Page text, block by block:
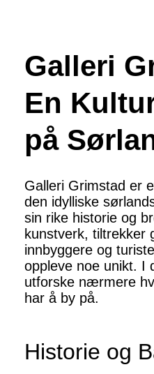
Galleri
En
på
Galleri Grimstad er
den idylliske
sin rike historie og
kunstverk, tiltrekker
innbyggere og
oppleve noe unikt. I
utforske nærmere
har å by på.
Historie og